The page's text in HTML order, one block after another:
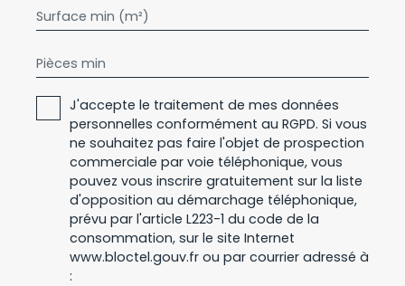
Surface min (m²)
Pièces min
J'accepte le traitement de mes données
personnelles conformément au RGPD. Si vous
ne souhaitez pas faire l'objet de prospection
commerciale par voie téléphonique, vous
pouvez vous inscrire gratuitement sur la liste
d'opposition au démarchage téléphonique,
prévu par l'article L223-1 du code de la
consommation, sur le site Internet
www.bloctel.gouv.fr ou par courrier adressé à
: